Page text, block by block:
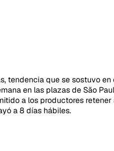
tendencia que se sostuvo
en las plazas de São
a los productores
a 8 días hábiles.